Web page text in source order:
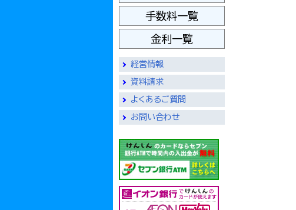
手数料一覧
金利一覧
経営情報
資料請求
よくあるご質問
お問い合わせ